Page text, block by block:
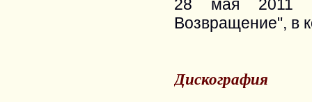
28 мая 2011
Возвращение", в
Дискография